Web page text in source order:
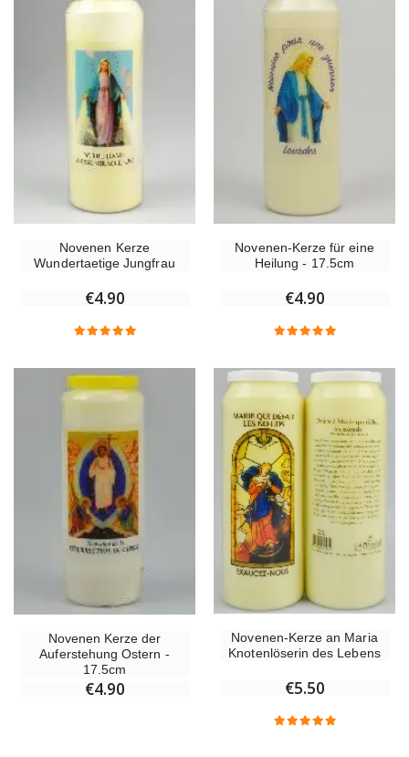
Novenen Kerze
Wundertaetige Jungfrau
€4.90
Novenen-Kerze für eine
Heilung - 17.5cm
€4.90
Novenen Kerze der
Auferstehung Ostern -
17.5cm
€4.90
Novenen-Kerze an Maria
Knotenlöserin des Lebens
€5.50